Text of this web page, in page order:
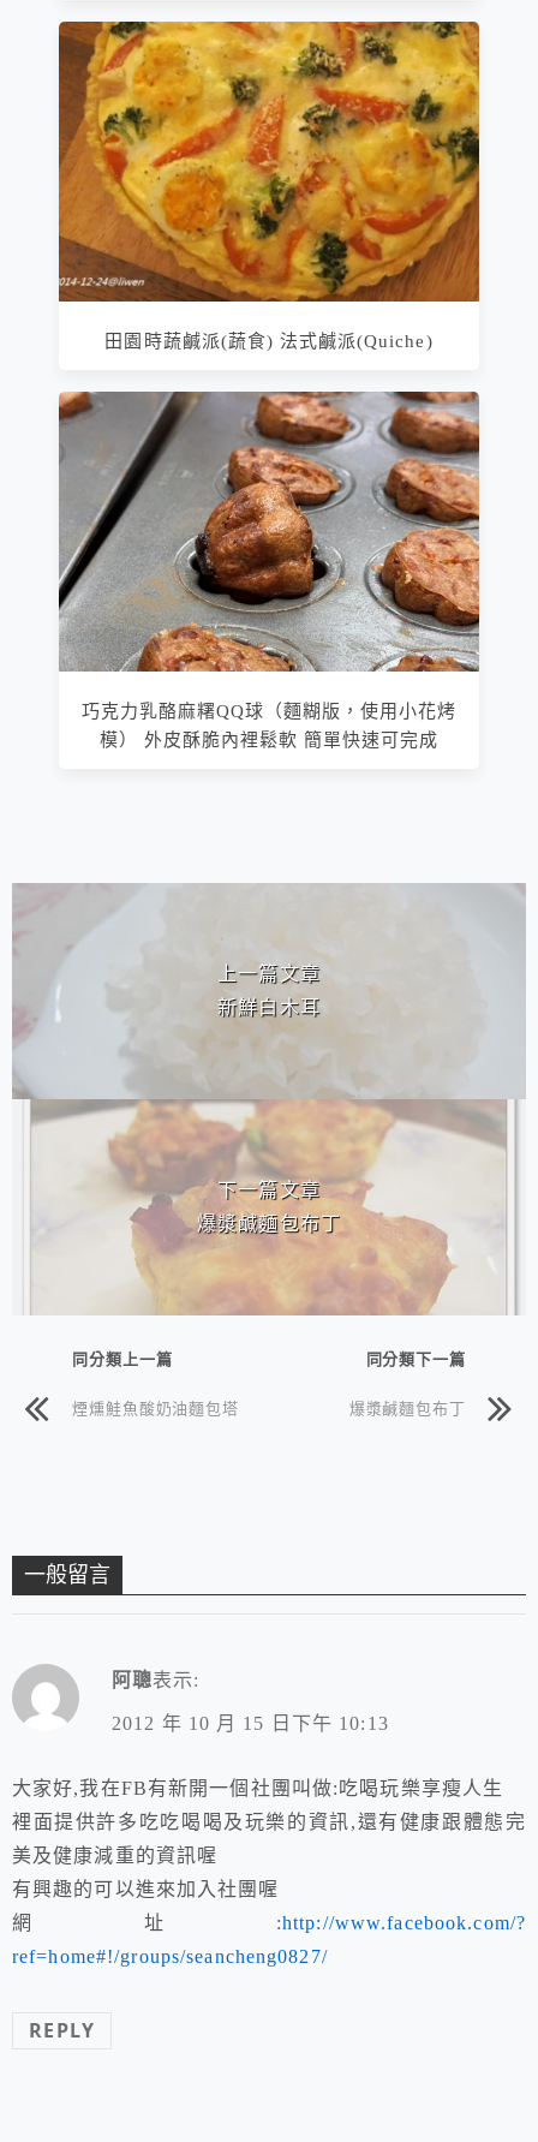
田園時蔬鹹派(蔬食) 法式鹹派(Quiche)
巧克力乳酪麻糬QQ球（麵糊版，使用小花烤
模） 外皮酥脆內裡鬆軟 簡單快速可完成
上一篇文章
新鮮白木耳
下一篇文章
爆漿鹹麵包布丁
同分類上一篇
煙燻鮭魚酸奶油麵包塔
同分類下一篇
爆漿鹹麵包布丁
一般留言
阿聰表示:
2012 年 10 月 15 日下午 10:13
大家好,我在FB有新開一個社團叫做:吃喝玩樂享瘦人生
裡面提供許多吃吃喝喝及玩樂的資訊,還有健康跟體態完
美及健康減重的資訊喔
有興趣的可以進來加入社團喔
網址:http://www.facebook.com/?
ref=home#!/groups/seancheng0827/
REPLY